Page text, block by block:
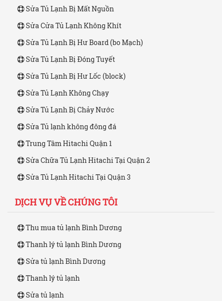
Sửa Tủ Lạnh Bị Mất Nguồn
Sửa Cửa Tủ Lạnh Không Khít
Sửa Tủ Lạnh Bị Hư Board (bo Mạch)
Sửa Tủ Lạnh Bị Đóng Tuyết
Sửa Tủ Lạnh Bị Hư Lốc (block)
Sửa Tủ Lạnh Không Chạy
Sửa Tủ Lạnh Bị Chảy Nước
Sửa Tủ lạnh không đông đá
Trung Tâm Hitachi Quận 1
Sửa Chữa Tủ Lạnh Hitachi Tại Quận 2
Sửa Tủ Lạnh Hitachi Tại Quận 3
DỊCH VỤ VỀ CHÚNG TÔI
Thu mua tủ lạnh Bình Dương
Thanh lý tủ lạnh Bình Dương
Sửa tủ lạnh Bình Dương
Thanh lý tủ lạnh
Sửa tủ lạnh